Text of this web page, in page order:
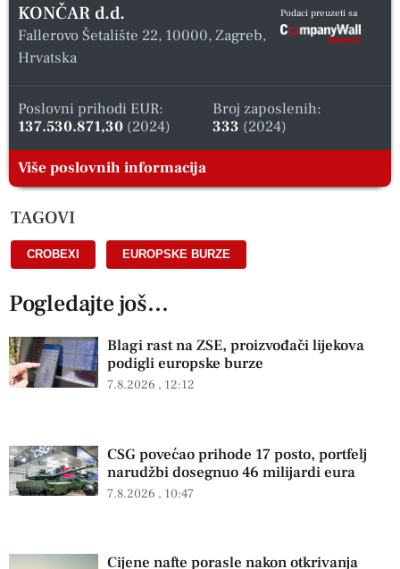
KONČAR d.d.
Fallerovo Šetalište 22, 10000, Zagreb,
Hrvatska
Podaci preuzeti sa
Poslovni prihodi EUR:
137.530.871,30 (2024)
Broj zaposlenih:
333 (2024)
Više poslovnih informacija
TAGOVI
CROBEXI EUROPSKE BURZE
Pogledajte još...
Blagi rast na ZSE, proizvođači lijekova
podigli europske burze
7.8.2026 12:12
CSG povećao prihode 17 posto, portfelj
narudžbi dosegnuo 46 milijardi eura
7.8.2026 10:47
Cijene nafte porasle nakon otkrivanja